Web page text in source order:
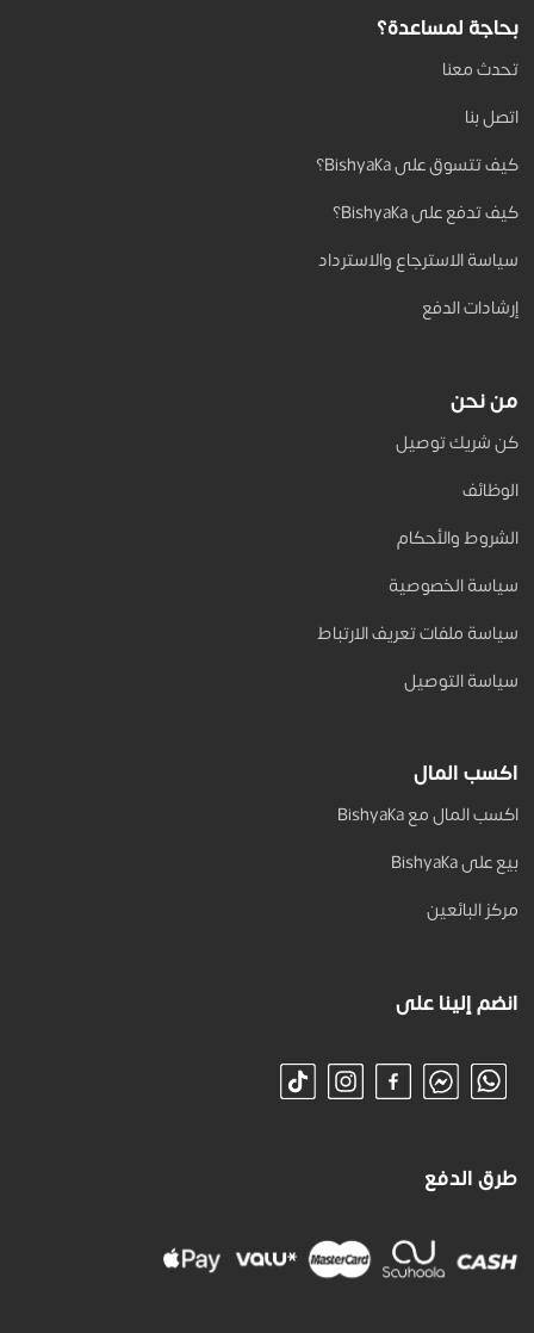
بحاجة لمساعدة؟
تحدث معنا
اتصل بنا
كيف تتسوق على Bishyaka؟
كيف تدفع على Bishyaka؟
سياسة الاسترجاع والاسترداد
إرشادات الدفع
من نحن
كن شريك توصيل
الوظائف
الشروط والأحكام
سياسة الخصوصية
سياسة ملفات تعريف الارتباط
سياسة التوصيل
اكسب المال
اكسب المال مع Bishyaka
بيع على Bishyaka
مركز البائعين
انضم إلينا على
طرق الدفع